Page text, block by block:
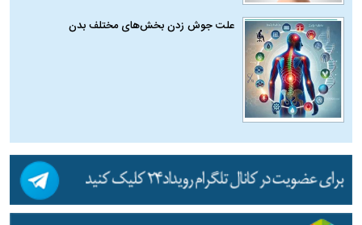
علت جوش زدن بخش‌های مختلف بدن